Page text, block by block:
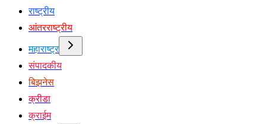
राष्ट्रीय
आंतरराष्ट्रीय
महाराष्ट्र
संपादकीय
बिझनेस
क्रीडा
क्राईम